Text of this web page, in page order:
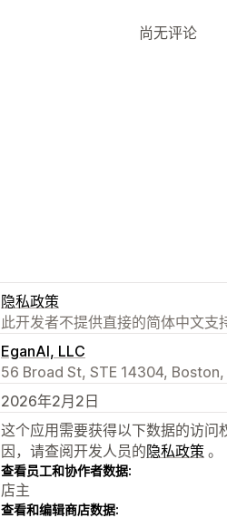
尚无评论
隐私政策
此开发者不提供直接的简体中文支
EganAI, LLC
56 Broad St, STE 14304,
2026年2月2日
这个应用需要获得以下数据的访问
因，请查阅开发人员的隐私政策 。
查看员工和协作者数据:
店主
查看和编辑商店数据: